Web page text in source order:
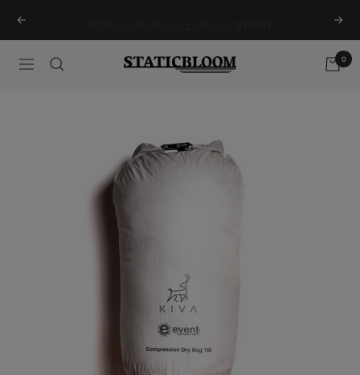
content
Previous Next
Navigation
STATICBLOOM
0